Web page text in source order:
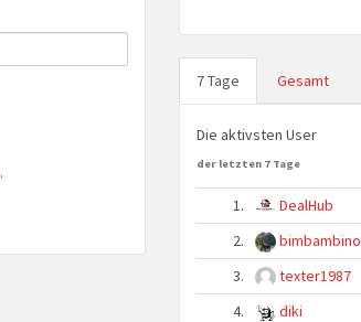
.
7 Tage Gesamt
Die aktivsten User
der letzten 7 Tage
1. DealHub
2.
bimbambino
3.
texter1987
4.
diki